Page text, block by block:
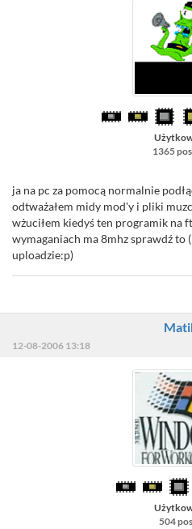
1365
ja na pc za pomocą normalnie
odtważałem midy mod'y i pliki
wżuciłem kiedyś ten programik na
wymaganiach ma 8mhz sprawdź to
uploadzie:p)
12-08-2006 13:18
504